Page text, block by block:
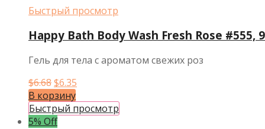
Быстрый просмотр
Happy Bath Body Wash Fresh Rose #555,
Гель для тела с ароматом свежих роз
$6.68Первоначальная
цена
составляла
$6.68.
$6.35
$6.35.
В корзину
Быстрый просмотр
5% Off